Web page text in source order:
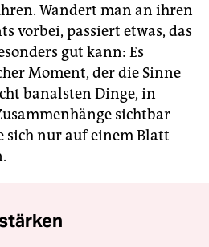
Wandert man an ihren
vorbei, passiert etwas, das
gut kann: Es
Moment, der die Sinne
banalsten Dinge, in
sichtbar
sich nur auf einem Blatt